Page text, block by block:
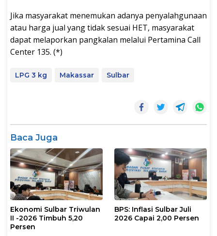
Jika masyarakat menemukan adanya penyalahgunaan
atau harga jual yang tidak sesuai HET, masyarakat
dapat melaporkan pangkalan melalui Pertamina Call
Center 135. (*)
LPG 3 kg Makassar Sulbar
Baca Juga
Ekonomi Sulbar Triwulan
II -2026 Timbuh 5,20
Persen
BPS: Inflasi Sulbar Juli
2026 Capai 2,00 Persen